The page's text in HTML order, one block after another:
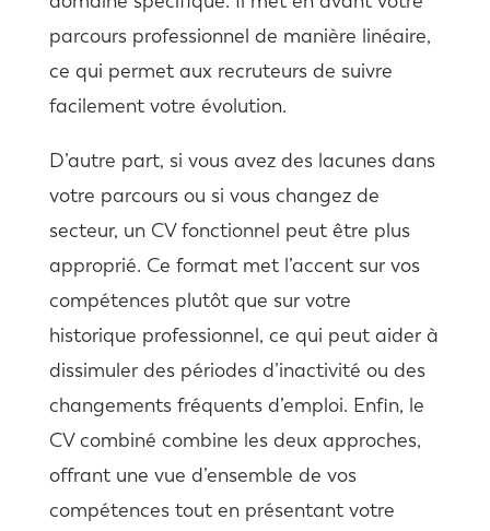
parcours professionnel de manière linéaire,
ce qui permet aux recruteurs de suivre
facilement votre évolution.
D’autre part, si vous avez des lacunes dans
votre parcours ou si vous changez de
secteur, un CV fonctionnel peut être plus
approprié. Ce format met l’accent sur vos
compétences plutôt que sur votre
historique professionnel, ce qui peut aider à
dissimuler des périodes d’inactivité ou des
changements fréquents d’emploi. Enfin, le
CV combiné combine les deux approches,
offrant une vue d’ensemble de vos
compétences tout en présentant votre